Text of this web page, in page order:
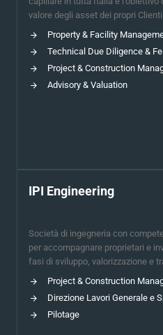
valore degli asset dei propri Clienti.
Property & Facility
Technical Due Diligence &
Project & Construction
Advisory & Valuation
IPI Engineering
Società di ingegneria con
per accompagnare proprietari e
fasi di sviluppo, valorizzazione e
Project & Construction
Direzione Lavori Generale e
Pilotage